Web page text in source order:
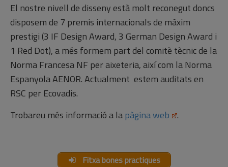
El nostre nivell de disseny està molt reconegut doncs
disposem de 7 premis internacionals de màxim
prestigi (3 IF Design Award, 3 German Design Award i
1 Red Dot), a més formem part del comitè tècnic de la
Norma Francesa NF per aixeteria, així com la Norma
Espanyola AENOR. Actualment estem auditats en
RSC per Ecovadis.
Trobareu més informació a lapàgina web .
Fitxa bones practiques